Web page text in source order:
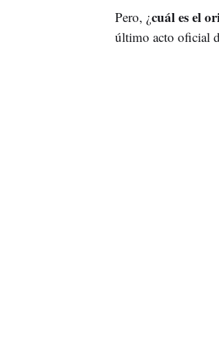
Pero, ¿cuál es el
último acto oficial